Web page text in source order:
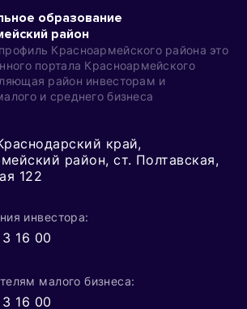
образование
район
Красноармейского района это
портала Красноармейского
район инвесторам и
и среднего бизнеса
край,
район, ст. Полтавская,
122
инвестора:
16 00
малого бизнеса:
16 00